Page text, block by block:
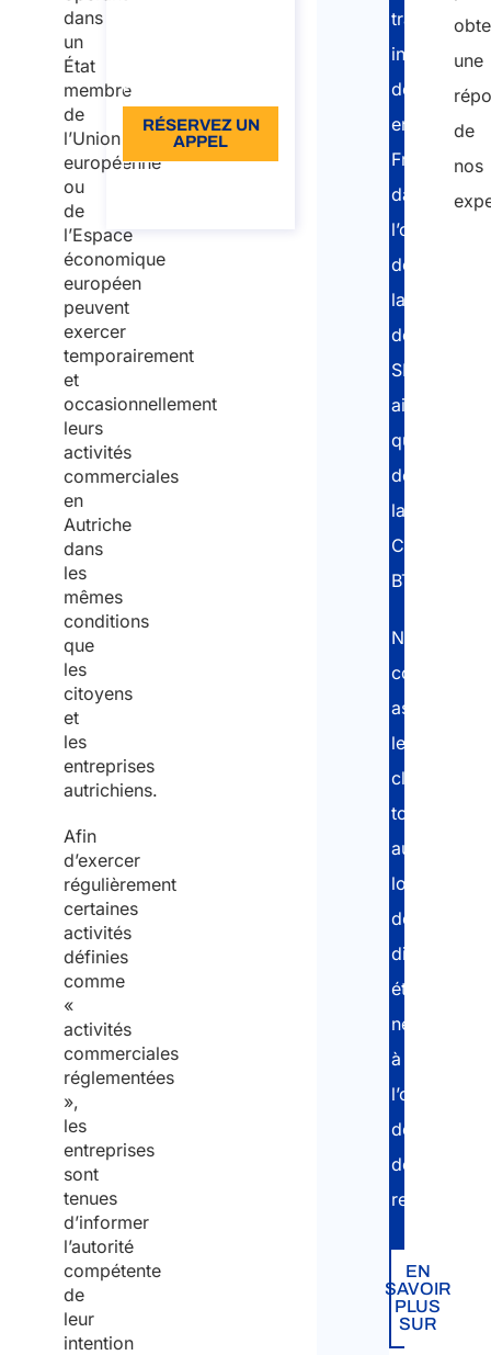
dans
un
État
membre
de
l’Union
européenne
ou
de
l’Espace
économique
européen
peuvent
exercer
temporairement
et
occasionnellement
leurs
activités
commerciales
en
Autriche
dans
les
mêmes
conditions
que
les
citoyens
et
les
entreprises
autrichiens.
Afin
d’exercer
régulièrement
certaines
activités
définies
comme
«
activités
commerciales
réglementées
»,
les
entreprises
sont
tenues
d’informer
l’autorité
compétente
de
leur
intention
RÉSERVEZ UN
APPEL
travailleurs
détachés
en
France
dans
l’obtention
de
la
déclaration
SIPSI
ainsi
que
de
la
Carte
BTP.
Nos
consultants
assistent
le
client
tout
au
long
des
différentes
étapes
nécessaires
à
l’obtention
des
documents
requis.
EN
SAVOIR
PLUS
SUR
une
de
nos